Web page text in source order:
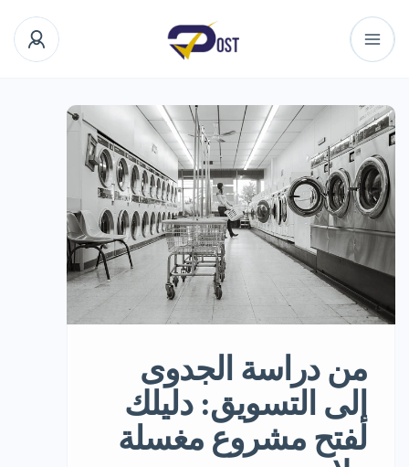
من دراسة الجدوى
إلى التسويق: دليلك
لفتح مشروع مغسلة